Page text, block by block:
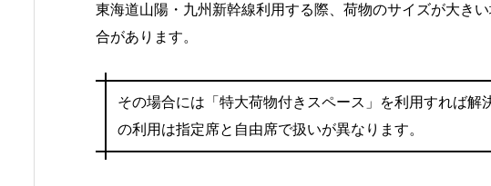
東海道山陽・九州新幹線利用する際、荷物のサイズが大き
合があります。
その場合には「特大荷物付きスペース」を利用すれば解
の利用は指定席と自由席で扱いが異なります。